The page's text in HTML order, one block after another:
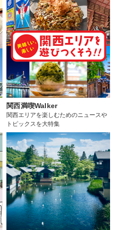
関西満喫Walker
関西エリアを楽しむためのニュースや
トピックスを大特集